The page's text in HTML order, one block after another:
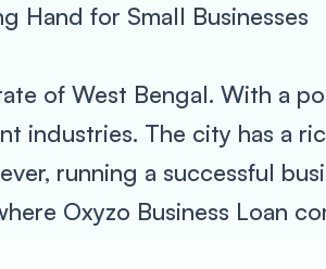
Hand for Small Businesses
of West Bengal. With a
industries. The city has a
running a successful
Oxyzo Business Loan